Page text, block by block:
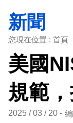
新聞
您現在位置 : 首頁
美國
規範
2025 / 03 / 20